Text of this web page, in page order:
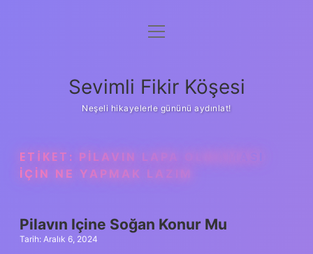
Anasayfa
Yasal Uyarı
menüyü
Sevimli Fikir Köşesi
Neşeli hikayelerle gününü aydınlat!
ETIKET: PILAVIN LAPA OLMAMASI
IÇIN NE YAPMAK LAZIM
Pilavın Içine Soğan Konur Mu
Tarih: Aralık 6, 2024